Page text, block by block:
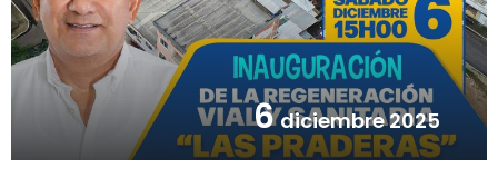
6 diciembre 2025